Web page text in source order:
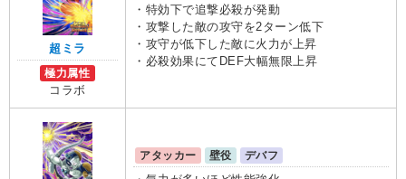
超ミラ
極力属性
コラボ
・特効下で追撃必殺が発動
・攻撃した敵の攻守を2ターン低下
・攻守が低下した敵に火力が上昇
・必殺効果にてDEF大幅無限上昇
アタッカー 壁役
デバフ